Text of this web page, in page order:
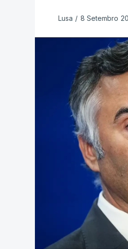
Lusa / 8 Setembro